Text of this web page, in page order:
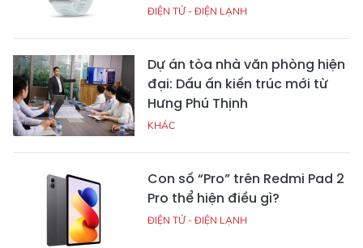
ĐIỆN TỬ - ĐIỆN LẠNH
Dự án tòa nhà văn phòng hiện
đại: Dấu ấn kiến trúc mới từ
Hưng Phú Thịnh
KHÁC
Con số “Pro” trên Redmi Pad 2
Pro thể hiện điều gì?
ĐIỆN TỬ - ĐIỆN LẠNH